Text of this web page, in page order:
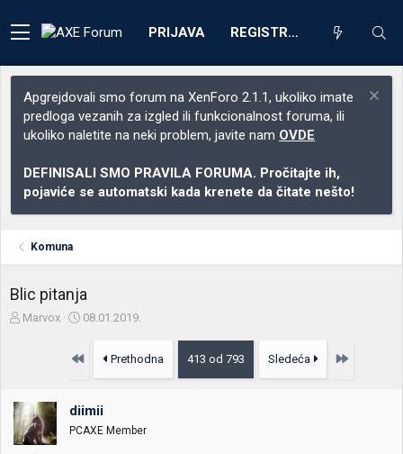
PRIJAVA REGISTRACIJA
Apgrejdovali smo forum na XenForo 2.1.1, ukoliko imate
predloga vezanih za izgled ili funkcionalnost foruma, ili
ukoliko naletite na neki problem, javite nam OVDE
DEFINISALI SMO PRAVILA FORUMA. Pročitajte ih,
pojaviće se automatski kada krenete da čitate nešto!
Komuna
Blic pitanja
Z
k
t
Marvox
D
u
o
k
08.01.2019.
Prvo Prethodna 413 od 793 Sledeća Poslednja
diimii
PCAXE Member